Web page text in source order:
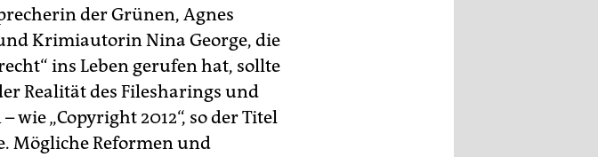
der Grünen, Agnes
Krimiautorin Nina George, die
ins Leben gerufen hat, sollte
Realität des Filesharings und
wie „Copyright 2012“, so der Titel
Mögliche Reformen und